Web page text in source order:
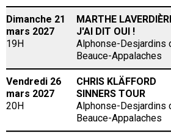
Dimanche 21
mars 2027
19H
MARTHE
J'AI DIT OUI !
Alphonse-Desjardins
Beauce-Appalaches
Vendredi 26
mars 2027
20H
CHRIS KLÄFFORD
SINNERS TOUR
Alphonse-Desjardins
Beauce-Appalaches